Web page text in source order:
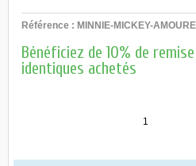
Référence : MINNIE-MICKEY-
Bénéficiez de 10% de
identiques achetés